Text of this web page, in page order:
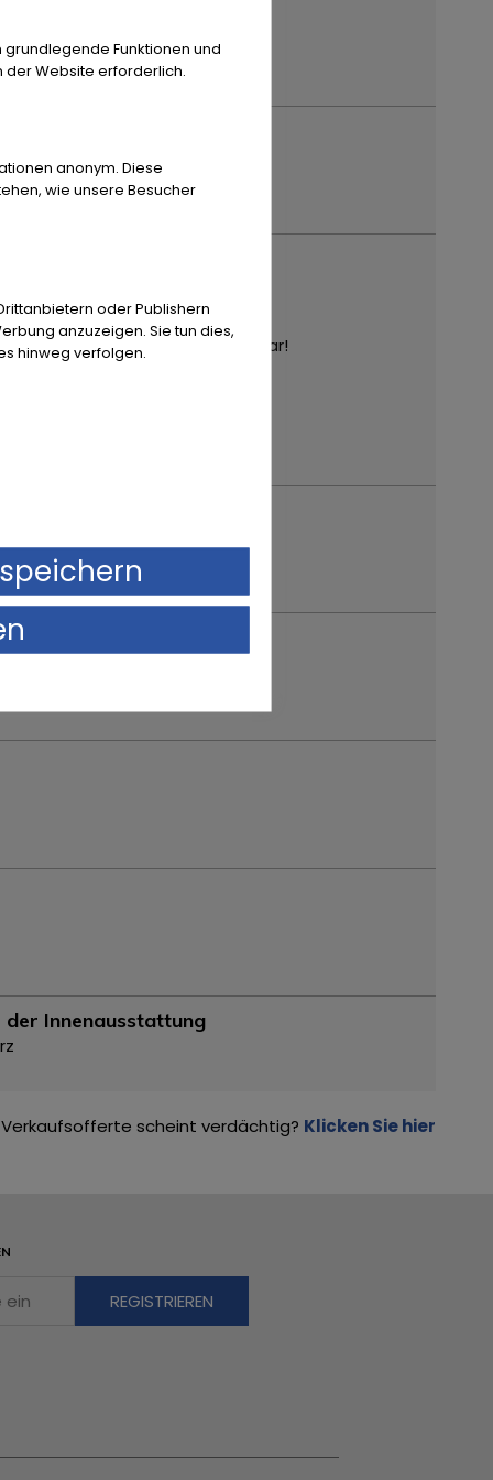
Roadster R129 mehrfach verfügbar!
der Innenausstattung
Verkaufsofferte scheint verdächtig? Klicken Sie hier
Funktionen und
der Website erforderlich.
anonym. Diese
wie unsere Besucher
oder Publishern
anzuzeigen. Sie tun dies,
hinweg verfolgen.